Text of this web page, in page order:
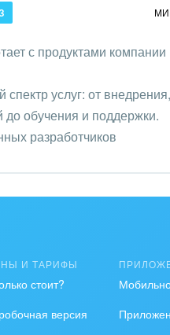
с продуктами
услуг: от
обучения и поддержки.
разработчиков
И ТАРИФЫ
стоит?
версия